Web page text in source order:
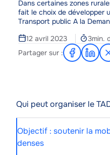
Dans certaines zones
fait le choix de développer
Transport public A la
12 avril 2023
Temps
de
3min.
Partager sur :
Partager
sur
sur
Qui peut organiser le
Objectif : soutenir la
denses